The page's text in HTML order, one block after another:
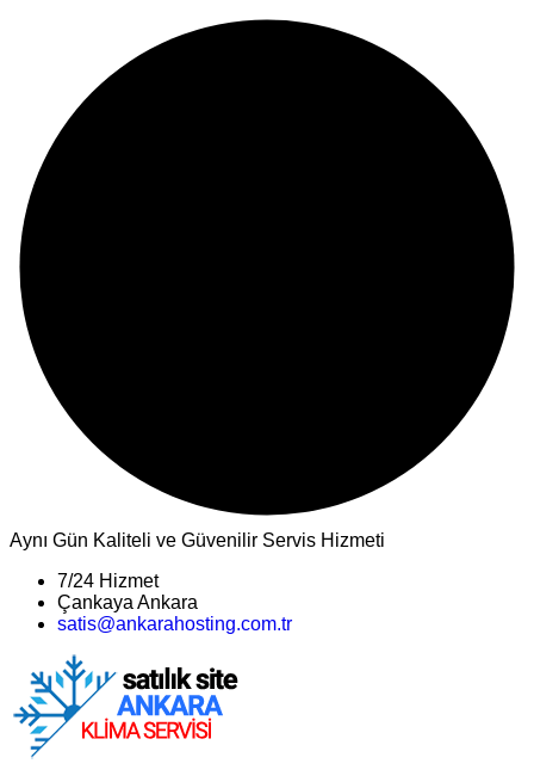
Aynı Gün Kaliteli ve Güvenilir Servis Hizmeti
7/24 Hizmet
Çankaya Ankara
satis@ankarahosting.com.tr